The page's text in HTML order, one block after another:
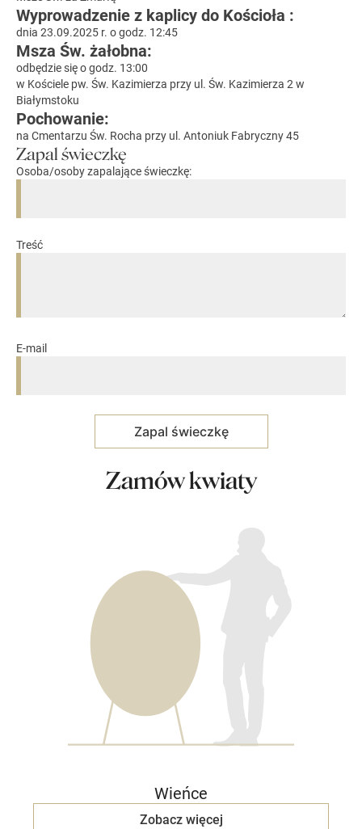
Wyprowadzenie z kaplicy do Kościoła :
dnia 23.09.2025 r. o godz. 12:45
Msza Św. żałobna:
odbędzie się o godz. 13:00
w Kościele pw. Św. Kazimierza przy ul. Św. Kazimierza 2 w
Białymstoku
Pochowanie:
na Cmentarzu Św. Rocha przy ul. Antoniuk Fabryczny 45
Zapal świeczkę
Osoba/osoby zapalające świeczkę:
Treść
E-mail
Zamów kwiaty
Wieńce
Zobacz więcej